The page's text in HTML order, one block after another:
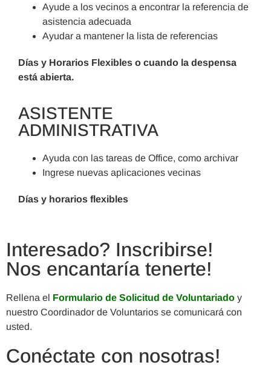
Ayude a los vecinos a encontrar la referencia de
asistencia adecuada
Ayudar a mantener la lista de referencias
Días y Horarios Flexibles o cuando la despensa
está abierta.
ASISTENTE
ADMINISTRATIVA
Ayuda con las tareas de Office, como archivar
Ingrese nuevas aplicaciones vecinas
Días y horarios flexibles
Interesado? Inscribirse!
Nos encantaría tenerte!
Rellena el Formulario de Solicitud de Voluntariado y
nuestro Coordinador de Voluntarios se comunicará con
usted.
Conéctate con nosotras!